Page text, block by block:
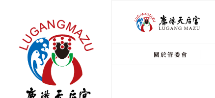
關於管委會